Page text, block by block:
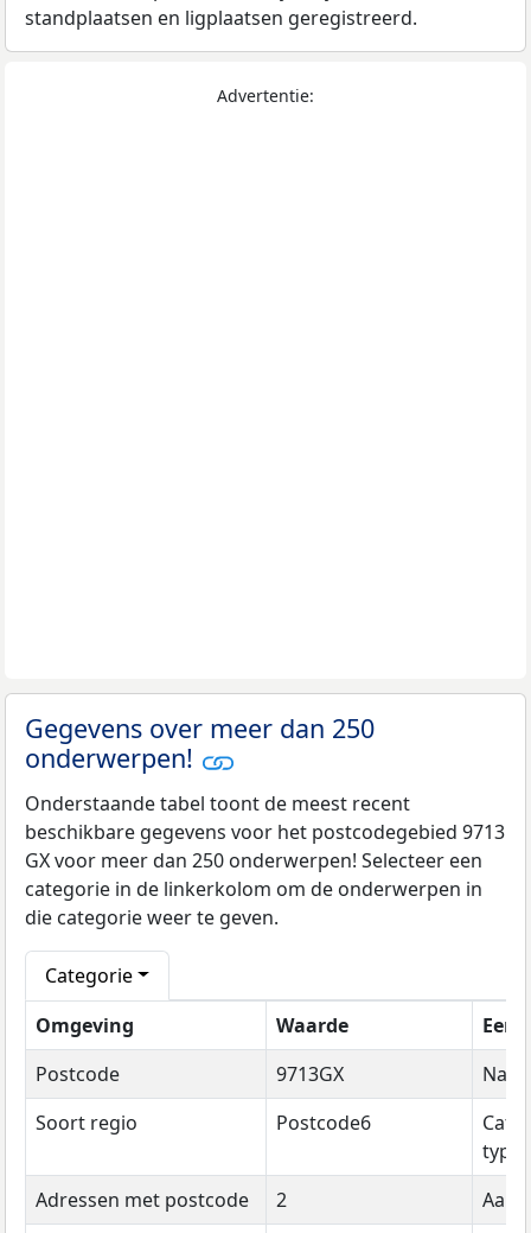
standplaatsen en ligplaatsen geregistreerd.
Advertentie:
Gegevens over meer dan 250
onderwerpen!
Onderstaande tabel toont de meest recent
beschikbare gegevens voor het postcodegebied 9713
GX voor meer dan 250 onderwerpen! Selecteer een
categorie in de linkerkolom om de onderwerpen in
die categorie weer te geven.
Categorie
Omgeving
Waarde
Postcode
9713GX
Soort regio
Postcode6
type
Adressen met postcode
2